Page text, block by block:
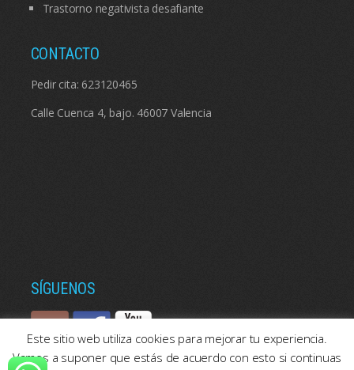
Trastorno negativista desafiante
CONTACTO
Pedir cita: 623120465
Calle Cuenca 4, bajo. 46007 Valencia
SÍGUENOS
Este sitio web utiliza cookies para mejorar tu experiencia.
Vamos a suponer que estás de acuerdo con esto si continuas